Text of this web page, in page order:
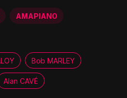
AMAPIANO
Bob MARLEY
Alan CAVÉ